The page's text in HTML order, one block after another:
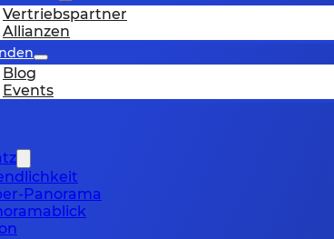
Vertriebspartner
Allianzen
Blog
Events
Panorama